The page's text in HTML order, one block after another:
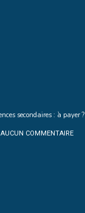
secondaires : à payer ?
AUCUN COMMENTAIRE